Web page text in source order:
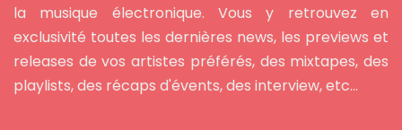
la musique électronique. Vous y retrouvez en
exclusivité toutes les dernières news, les previews et
releases de vos artistes préférés, des mixtapes, des
playlists, des récaps d'évents, des interview, etc...